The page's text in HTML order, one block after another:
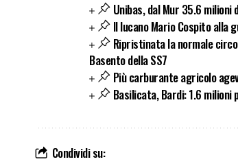
Unibas, dal Mur 35.6 milioni
Il lucano Mario Cospito alla
Ripristinata la normale
Basento della SS7
Più carburante agricolo
Basilicata, Bardi: 1.6
Condividi su: